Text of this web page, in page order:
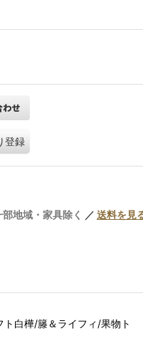
登録
地域・家具除く ／ 送料を見
白樺/籐＆ライフィ/果物ト